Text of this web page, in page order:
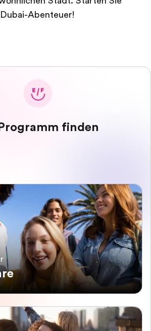
Abenteuer!
finden